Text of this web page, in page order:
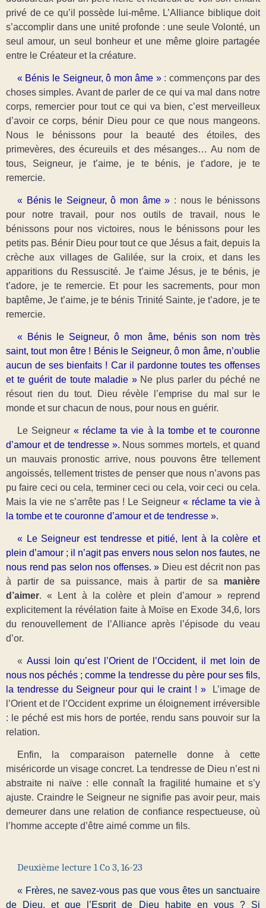
privé de ce qu’il possède lui-même. L’Alliance biblique doit
s’accomplir dans une unité profonde : une seule Volonté, un
seul amour, un seul bonheur et une même gloire partagée
entre le Créateur et la créature.
« Bénis le Seigneur, ô mon âme »: commençons par des
choses simples. Avant de parler de ce qui va mal dans notre
corps, remercier pour tout ce qui va bien, c’est merveilleux
d’avoir ce corps, bénir Dieu pour ce que nous mangeons.
Nous le bénissons pour la beauté des étoiles, des
primevères, des écureuils et des mésanges… Au nom de
tous, Seigneur, je t’aime, je te bénis, je t’adore, je te
remercie.
« Bénis le Seigneur, ô mon âme » : nous le bénissons
pour notre travail, pour nos outils de travail, nous le
bénissons pour nos victoires, nous le bénissons pour les
petits pas. Bénir Dieu pour tout ce que Jésus a fait, depuis la
crèche aux villages de Galilée, sur la croix, et dans les
apparitions du Ressuscité. Je t’aime Jésus, je te bénis, je
t’adore, je te remercie. Et pour les sacrements, pour mon
baptême, Je t’aime, je te bénis Trinité Sainte, je t’adore, je te
remercie.
« Bénis le Seigneur, ô mon âme, bénis son nom très
saint, tout mon être ! Bénis le Seigneur, ô mon âme, n’oublie
aucun de ses bienfaits ! Car il pardonne toutes tes offenses
et te guérit de toute maladie » Ne plus parler du péché ne
résout rien du tout. Dieu révèle l’emprise du mal sur le
monde et sur chacun de nous, pour nous en guérir.
Le Seigneur« réclame ta vie à la tombe et te couronne
d’amour et de tendresse ». Nous sommes mortels, et quand
un mauvais pronostic arrive, nous pouvons être tellement
angoissés, tellement tristes de penser que nous n’avons pas
pu faire ceci ou cela, terminer ceci ou cela, voir ceci ou cela.
Mais la vie ne s’arrête pas ! Le Seigneur« réclame ta vie à
la tombe et te couronne d’amour et de tendresse ».
« Le Seigneur est tendresse et pitié, lent à la colère et
plein d’amour ; il n’agit pas envers nous selon nos fautes, ne
nous rend pas selon nos offenses. » Dieu est décrit non pas
à partir de sa puissance, mais à partir de sa manière
d’aimer. « Lent à la colère et plein d’amour » reprend
explicitement la révélation faite à Moïse en Exode 34,6, lors
du renouvellement de l’Alliance après l’épisode du veau
d’or.
« Aussi loin qu’est l’Orient de l’Occident, il met loin de
nous nos péchés ; comme la tendresse du père pour ses fils,
la tendresse du Seigneur pour qui le craint ! »L’image de
l’Orient et de l’Occident exprime un éloignement irréversible
: le péché est mis hors de portée, rendu sans pouvoir sur la
relation.
Enfin, la comparaison paternelle donne à cette
miséricorde un visage concret. La tendresse de Dieu n’est ni
abstraite ni naïve : elle connaît la fragilité humaine et s’y
ajuste. Craindre le Seigneur ne signifie pas avoir peur, mais
demeurer dans une relation de confiance respectueuse, où
l’homme accepte d’être aimé comme un fils.
Deuxième lecture 1 Co 3, 16-23
« Frères, ne savez-vous pas que vous êtes un sanctuaire
de Dieu, et que l’Esprit de Dieu habite en vous ? Si